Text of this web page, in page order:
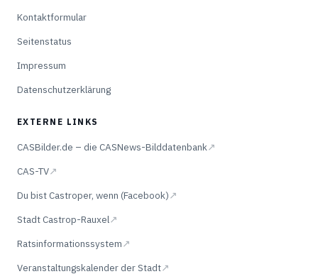
Kontaktformular
Seitenstatus
Impressum
Datenschutzerklärung
EXTERNE LINKS
CASBilder.de – die CASNews-Bilddatenbank↗
CAS-TV↗
Du bist Castroper, wenn (Facebook)↗
Stadt Castrop-Rauxel↗
Ratsinformationssystem↗
Veranstaltungskalender der Stadt↗